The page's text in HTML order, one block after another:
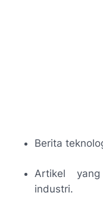
Berita
Artikel
industri.